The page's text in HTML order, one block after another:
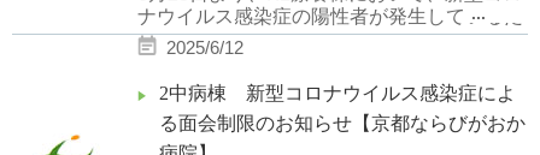
ナウイルス感染症の陽性者が発生しているた
め、面会を一時的に中止させていただきま
す。
制限解除につきましては、随時ホームページ
にてお知らせいたします。
...
2025/6/12
2中病棟 新型コロナウイルス感染症によ
る面会制限のお知らせ【京都ならびがおか